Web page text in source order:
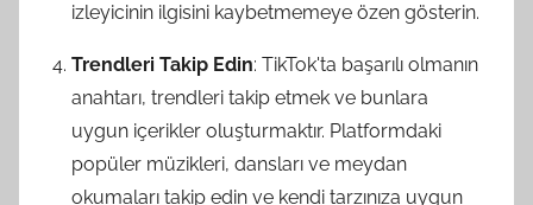
izleyicinin ilgisini kaybetmemeye özen gösterin.
Trendleri Takip Edin: TikTok'ta başarılı olmanın
anahtarı, trendleri takip etmek ve bunlara
uygun içerikler oluşturmaktır. Platformdaki
popüler müzikleri, dansları ve meydan
okumaları takip edin ve kendi tarzınıza uygun